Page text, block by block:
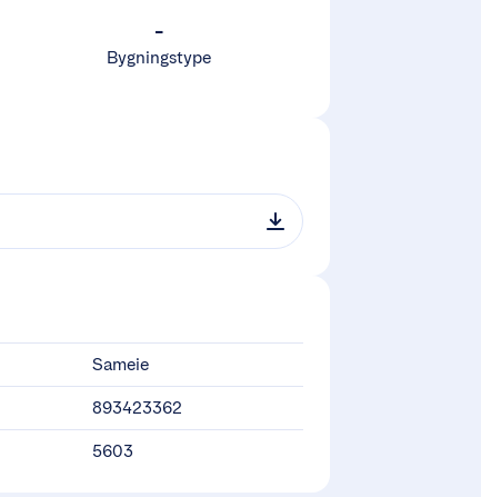
-
Bygningstype
Sameie
893423362
5603